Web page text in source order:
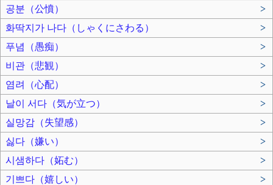
공분（公憤）
>
화딱지가 나다（しゃくにさわる）
>
푸념（愚痴）
>
비관（悲観）
>
염려（心配）
>
날이 서다（気が立つ）
>
실망감（失望感）
>
싫다（嫌い）
>
시샘하다（妬む）
>
기쁘다（嬉しい）
>